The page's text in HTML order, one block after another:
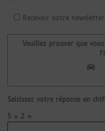
Recevoir notre newsletter
Veuillez prouver que
Saisissez votre réponse en
5 × 2 =